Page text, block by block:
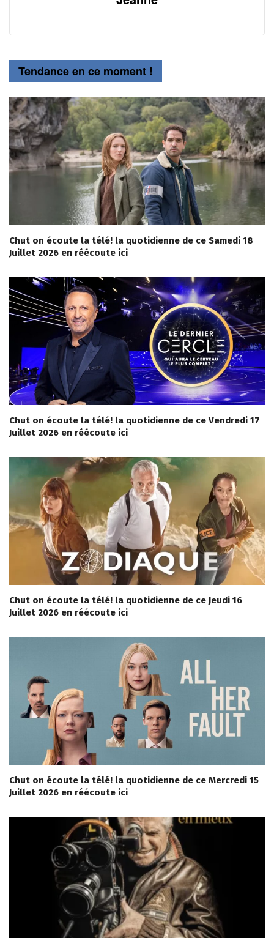
Tendance en ce moment !
Chut on écoute la télé! la quotidienne de ce Samedi 18
Juillet 2026 en réécoute ici
Chut on écoute la télé! la quotidienne de ce Vendredi 17
Juillet 2026 en réécoute ici
Chut on écoute la télé! la quotidienne de ce Jeudi 16
Juillet 2026 en réécoute ici
Chut on écoute la télé! la quotidienne de ce Mercredi 15
Juillet 2026 en réécoute ici